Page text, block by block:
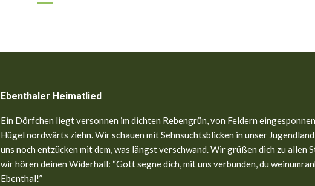
Ebenthaler Heimatlied
Ein Dörfchen liegt versonnen im dichten Rebengrün, von Feldern
Hügel nordwärts ziehn. Wir schauen mit Sehnsuchtsblicken in unser
uns noch entzücken mit dem, was längst verschwand. Wir grüßen dich zu allen
wir hören deinen Widerhall: “Gott segne dich, mit uns verbunden, du
Ebenthal!”